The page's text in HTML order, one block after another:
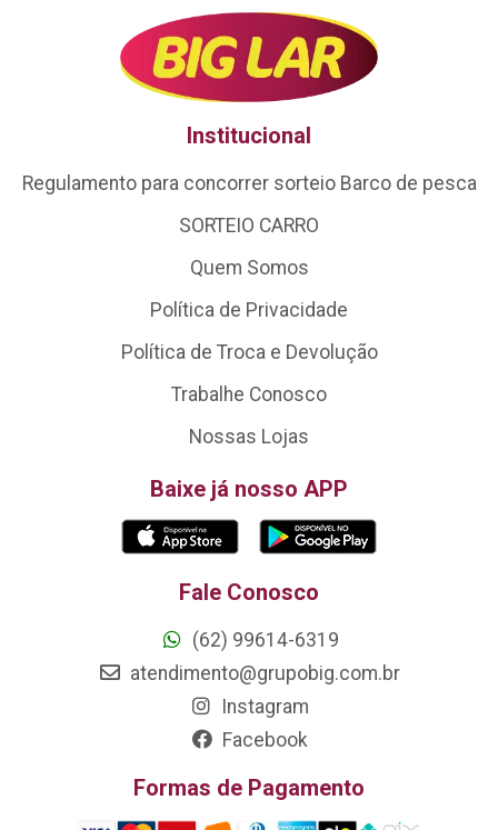
Institucional
Regulamento para concorrer sorteio Barco de pesca
SORTEIO CARRO
Quem Somos
Política de Privacidade
Política de Troca e Devolução
Trabalhe Conosco
Nossas Lojas
Baixe já nosso APP
Fale Conosco
(62) 99614-6319
atendimento@grupobig.com.br
Instagram
Facebook
Formas de Pagamento